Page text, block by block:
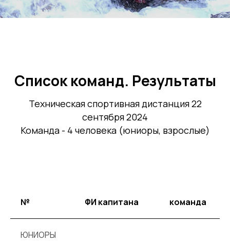
Список команд. Результаты
Техническая спортивная дистанция 22
сентября 2024
Команда - 4 человека (юниоры, взрослые)
№ ФИ капитана команда
ЮНИОРЫ